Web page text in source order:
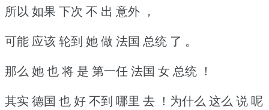
所以 如果 下次 不 出 意外 ，
可能 应该 轮到 她 做 法国 总统 了 。
那么 她 也 将 是 第一任 法国 女 总统 ！
其实 德国 也 好 不到 哪里 去 ！为什么 这么 说 呢